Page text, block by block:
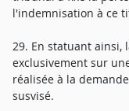
l'indemnisation à ce
29. En statuant ainsi,
exclusivement sur
réalisée à la
susvisé.